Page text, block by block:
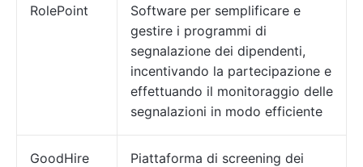
RolePoint
Software per semplificare e
gestire i programmi di
segnalazione dei dipendenti,
incentivando la partecipazione e
effettuando il monitoraggio delle
segnalazioni in modo efficiente
GoodHire
Piattaforma di screening dei